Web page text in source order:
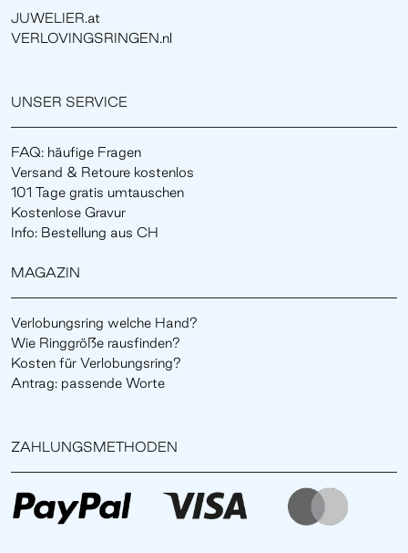
JUWELIER.at
VERLOVINGSRINGEN.nl
UNSER SERVICE
FAQ: häufige Fragen
Versand & Retoure kostenlos
101 Tage gratis umtauschen
Kostenlose Gravur
Info: Bestellung aus CH
MAGAZIN
Verlobungsring welche Hand?
Wie Ringgröße rausfinden?
Kosten für Verlobungsring?
Antrag: passende Worte
ZAHLUNGSMETHODEN